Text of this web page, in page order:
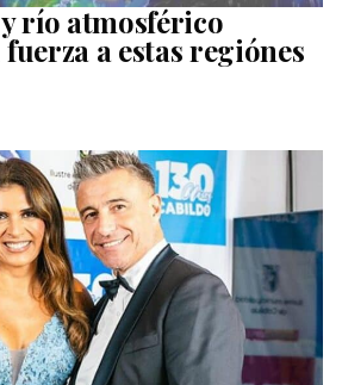
río atmosférico
a estas regiónes